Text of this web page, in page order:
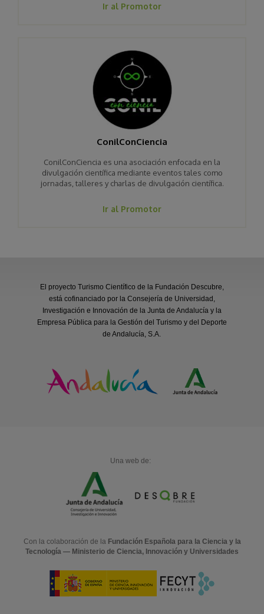
Ir al Promotor
ConilConCiencia
ConilConCiencia es una asociación enfocada en la
divulgación científica mediante eventos tales como
jornadas, talleres y charlas de divulgación científica.
Ir al Promotor
El proyecto Turismo Científico de la Fundación Descubre,
está cofinanciado por la Consejería de Universidad,
Investigación e Innovación de la Junta de Andalucía y la
Empresa Pública para la Gestión del Turismo y del Deporte
de Andalucía, S.A.
Una web de:
Con la colaboración de la Fundación Española para la Ciencia y la
Tecnología — Ministerio de Ciencia, Innovación y Universidades